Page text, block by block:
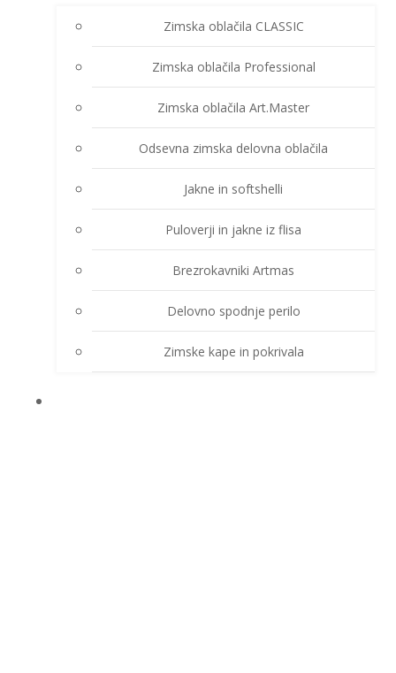
Zimska oblačila CLASSIC
Zimska oblačila Professional
Zimska oblačila Art.Master
Odsevna zimska delovna oblačila
Jakne in softshelli
Puloverji in jakne iz flisa
Brezrokavniki Artmas
Delovno spodnje perilo
Zimske kape in pokrivala